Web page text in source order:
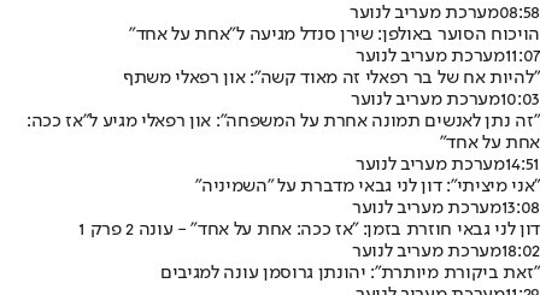
08:58מערכת מעריב לנוער
הויכוח הסוער באולפן: שירן סנדל מגיעה ל״אחת על אחד״
11:07מערכת מעריב לנוער
״להיות אח של בר רפאלי זה מאוד קשה״: און רפאלי משתף
10:03מערכת מעריב לנוער
״זה נתן לאנשים תמונה אחרת על המשפחה״: און רפאלי מגיע ל"אז ככה:
אחת על אחד"
14:51מערכת מעריב לנוער
״אני מיציתי״: דון לני גבאי מדברת על ״השמיניה״
13:08מערכת מעריב לנוער
דון לני גבאי חוזרת בזמן: "אז ככה: אחת על אחד" - עונה 2 פרק 1
18:02מערכת מעריב לנוער
״זאת ביקורת מיותרת״: יהונתן גרוסמן עונה למגיבים